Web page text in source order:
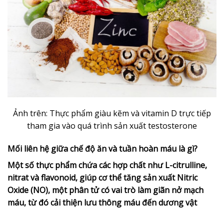
Ảnh trên: Thực phẩm giàu kẽm và vitamin D trực tiếp
tham gia vào quá trình sản xuất testosterone
Mối liên hệ giữa chế độ ăn và tuần hoàn máu là gì?
Một số thực phẩm chứa các hợp chất như L-citrulline,
nitrat và flavonoid, giúp cơ thể tăng sản xuất Nitric
Oxide (NO), một phân tử có vai trò làm giãn nở mạch
máu, từ đó cải thiện lưu thông máu đến dương vật